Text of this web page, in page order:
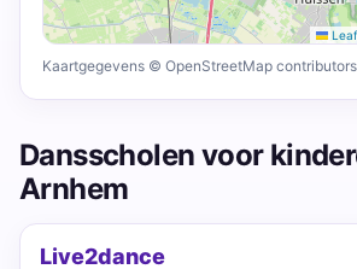
Kaartgegevens © OpenStreetMap
Dansscholen voor
Arnhem
Live2dance